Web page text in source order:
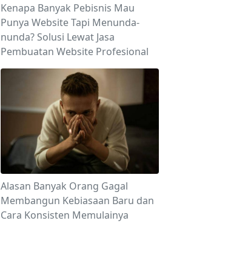
Kenapa Banyak Pebisnis Mau
Punya Website Tapi Menunda-
nunda? Solusi Lewat Jasa
Pembuatan Website Profesional
Alasan Banyak Orang Gagal
Membangun Kebiasaan Baru dan
Cara Konsisten Memulainya